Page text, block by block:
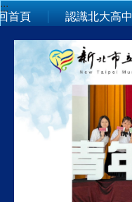
跳
到
主
內
容
:::
首頁 認識北大高中